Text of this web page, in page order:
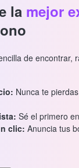
la mejor
de encontrar,
Nunca te
Sé el primero
clic: Anuncia tus